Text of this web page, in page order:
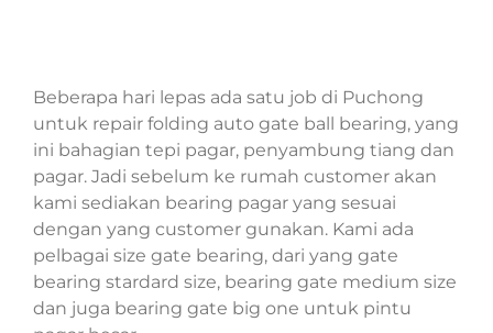
Beberapa hari lepas ada satu job di Puchong
untuk repair folding auto gate ball bearing, yang
ini bahagian tepi pagar, penyambung tiang dan
pagar. Jadi sebelum ke rumah customer akan
kami sediakan bearing pagar yang sesuai
dengan yang customer gunakan. Kami ada
pelbagai size gate bearing, dari yang gate
bearing stardard size, bearing gate medium size
dan juga bearing gate big one untuk pintu